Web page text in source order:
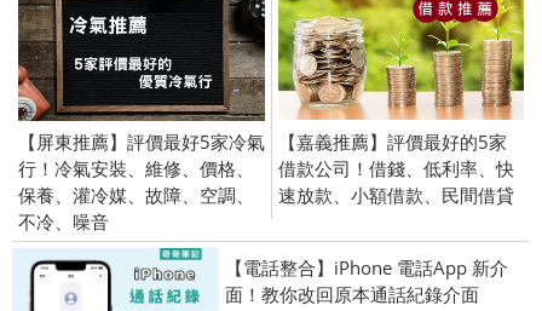
【屏東推薦】評價最好5家冷氣
行！冷氣安裝、維修、價格、
保養、灌冷媒、故障、空調、
不冷、噪音
【嘉義推薦】評價最好的5家
借款公司！借錢、低利率、快
速放款、小額借款、民間借貸
【電話整合】iPhone 電話App 新介
面！教你改回原本通話紀錄介面